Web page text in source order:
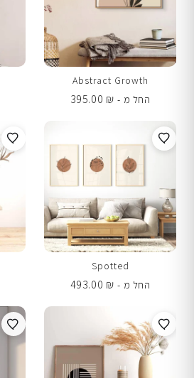
Abstract Growth
החל מ -
395.00 ₪
Spotted
החל מ -
493.00 ₪